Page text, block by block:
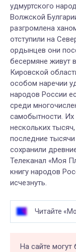
удмуртского
Волжской
разгромлена
отступили на
ордынцев они
бесермяне живут
Кировской
особом наречии
народов России
среди
самобытности. Их
нескольких
последние
сохранили
Телеканал «Моя
книгу народов
исчезнуть.
Читайте
На сайте